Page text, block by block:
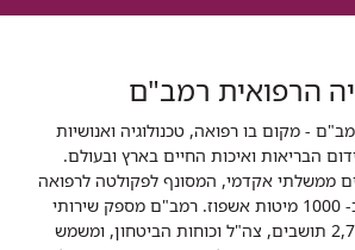
הרפואית רמב"ם
- מקום בו רפואה, טכנולוגיה ואנושיות
הבריאות ואיכות החיים בארץ ובעולם.
ממשלתי אקדמי, המסונף לפקולטה לרפואה
של הטכניון ומונה כ- 1000 מיטות אשפוז. רמב"ם מספק שירותי
רפואה לכ-2,700,000 תושבים, צה"ל וכוחות הביטחון, ומשמש